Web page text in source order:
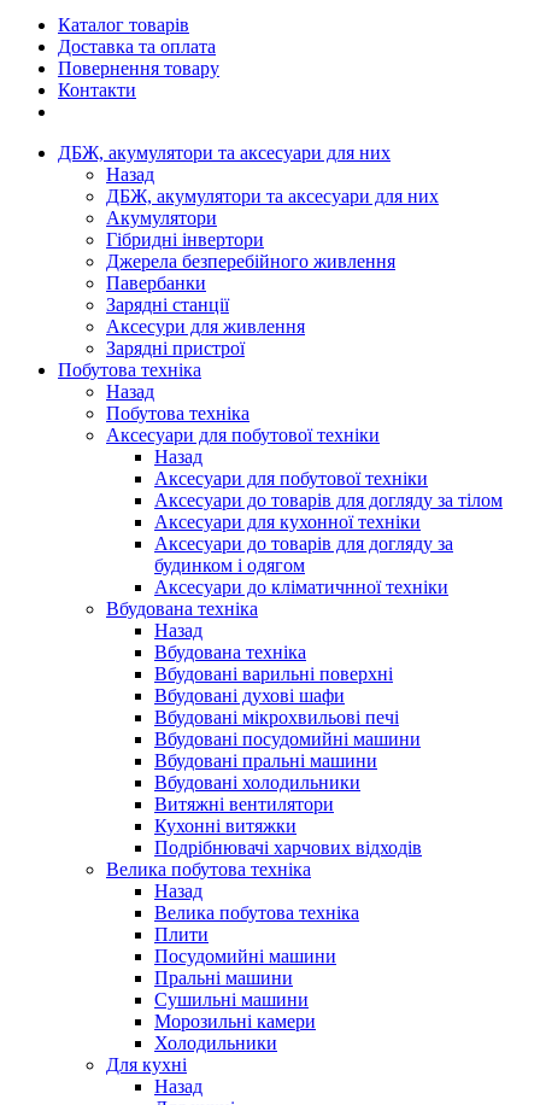
Каталог товарів
Доставка та оплата
Повернення товару
Контакти
ДБЖ, акумулятори та аксесуари для них
Назад
ДБЖ, акумулятори та аксесуари для них
Акумулятори
Гібридні інвертори
Джерела безперебійного живлення
Павербанки
Зарядні станції
Аксесури для живлення
Зарядні пристрої
Побутова техніка
Назад
Побутова техніка
Аксесуари для побутової техніки
Назад
Аксесуари для побутової техніки
Аксесуари до товарів для догляду за тілом
Аксесуари для кухонної техніки
Аксесуари до товарів для догляду за
будинком і одягом
Аксесуари до кліматичнної техніки
Вбудована техніка
Назад
Вбудована техніка
Вбудовані варильні поверхні
Вбудовані духові шафи
Вбудовані мікрохвильові печі
Вбудовані посудомийні машини
Вбудовані пральні машини
Вбудовані холодильники
Витяжні вентилятори
Кухонні витяжки
Подрібнювачі харчових відходів
Велика побутова техніка
Назад
Велика побутова техніка
Плити
Посудомийні машини
Пральні машини
Сушильні машини
Морозильні камери
Холодильники
Для кухні
Назад